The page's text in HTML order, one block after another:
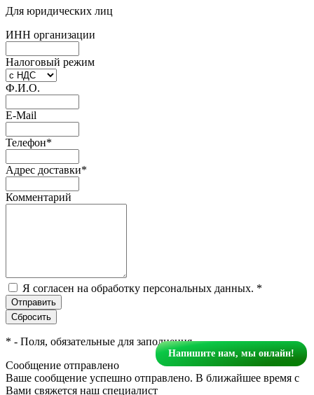
Для юридических лиц
ИНН организации
Налоговый режим
Ф.И.О.
E-Mail
Телефон*
Адрес доставки*
Комментарий
Я согласен на обработку персональных данных. *
* - Поля, обязательные для заполнения
Сообщение отправлено
Ваше сообщение успешно отправлено. В ближайшее время с
Вами свяжется наш специалист
Напишите нам, мы онлайн!